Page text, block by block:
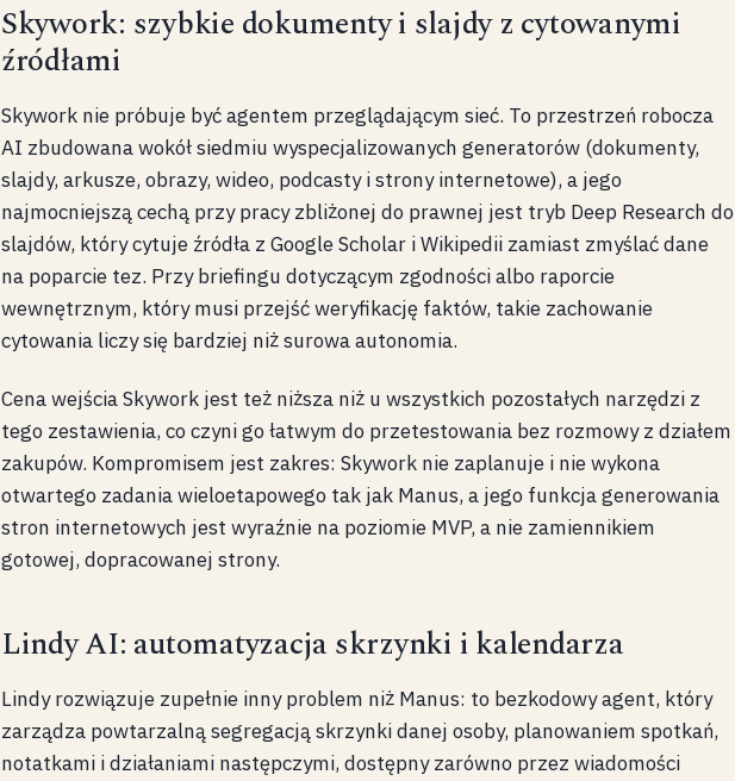
Skywork: szybkie dokumenty i slajdy z cytowanymi
źródłami
Skywork nie próbuje być agentem przeglądającym sieć. To przestrzeń robocza
AI zbudowana wokół siedmiu wyspecjalizowanych generatorów (dokumenty,
slajdy, arkusze, obrazy, wideo, podcasty i strony internetowe), a jego
najmocniejszą cechą przy pracy zbliżonej do prawnej jest tryb Deep Research do
slajdów, który cytuje źródła z Google Scholar i Wikipedii zamiast zmyślać dane
na poparcie tez. Przy briefingu dotyczącym zgodności albo raporcie
wewnętrznym, który musi przejść weryfikację faktów, takie zachowanie
cytowania liczy się bardziej niż surowa autonomia.
Cena wejścia Skywork jest też niższa niż u wszystkich pozostałych narzędzi z
tego zestawienia, co czyni go łatwym do przetestowania bez rozmowy z działem
zakupów. Kompromisem jest zakres: Skywork nie zaplanuje i nie wykona
otwartego zadania wieloetapowego tak jak Manus, a jego funkcja generowania
stron internetowych jest wyraźnie na poziomie MVP, a nie zamiennikiem
gotowej, dopracowanej strony.
Lindy AI: automatyzacja skrzynki i kalendarza
Lindy rozwiązuje zupełnie inny problem niż Manus: to bezkodowy agent, który
zarządza powtarzalną segregacją skrzynki danej osoby, planowaniem spotkań,
notatkami i działaniami następczymi, dostępny zarówno przez wiadomości